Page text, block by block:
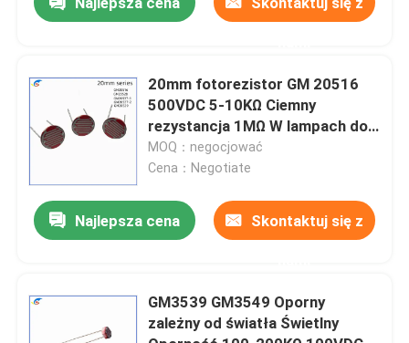
20mm fotorezistor GM 20516
500VDC 5-10KΩ Ciemny
rezystancja 1MΩ W lampach do
zabawek
MOQ：negocjować
Cena：Negotiate
Najlepsza cena Skontaktuj się z
GM3539 GM3549 Oporny
zależny od światła Świetlny